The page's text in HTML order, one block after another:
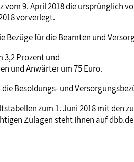
vom 9. April 2018 die ursprünglich
vorverlegt.
Bezüge für die Beamten und
3,2 Prozent und
und Anwärter um 75 Euro.
Besoldungs- und
zum 1. Juni 2018 mit den
Zulagen steht Ihnen auf